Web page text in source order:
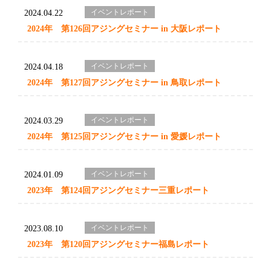
2024.04.22 イベントレポート
2024年 第126回アジングセミナー in 大阪レポート
2024.04.18 イベントレポート
2024年 第127回アジングセミナー in 鳥取レポート
2024.03.29 イベントレポート
2024年 第125回アジングセミナー in 愛媛レポート
2024.01.09 イベントレポート
2023年 第124回アジングセミナー三重レポート
2023.08.10 イベントレポート
2023年 第120回アジングセミナー福島レポート